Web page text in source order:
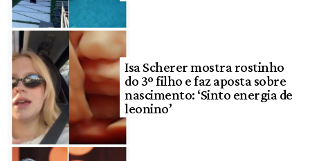
Isa Scherer mostra rostinho
do 3º filho e faz aposta sobre
nascimento: ‘Sinto energia de
leonino’